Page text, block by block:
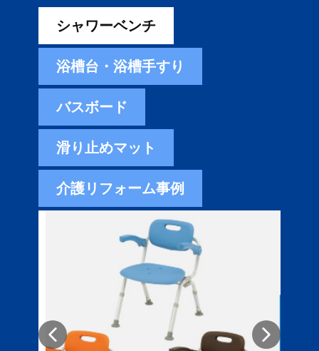
シャワーベンチ
浴槽台・浴槽手すり
バスボード
滑り止めマット
介護リフォーム事例